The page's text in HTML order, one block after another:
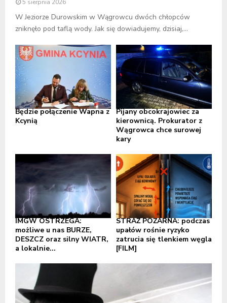
5 sierpnia 2026
W Jeziorze Durowskim w Wągrowcu dwóch chłopców
zniknęło pod taflą wody. Jak się dowiadujemy, dzisiaj,...
Będzie połączenie Wapna z
Kcynią
Pijany obcokrajowiec za
kierownicą. Prokurator z
Wągrowca chce surowej
kary
IMGW OSTRZEGA:
możliwe u nas BURZE,
DESZCZ oraz silny WIATR,
a lokalnie...
STRAŻ POŻARNA: podczas
upałów rośnie ryzyko
zatrucia się tlenkiem węgla
[FILM]